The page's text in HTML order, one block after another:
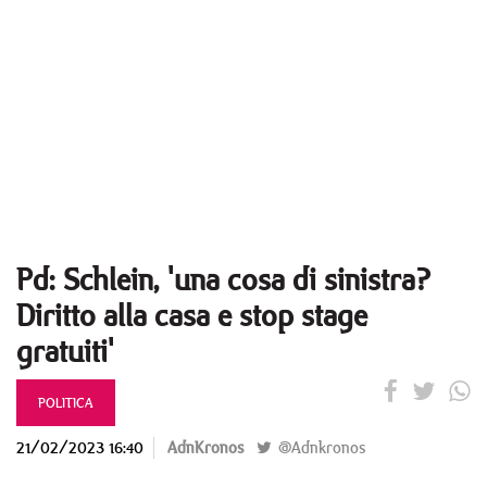
Pd: Schlein, 'una cosa di sinistra?
Diritto alla casa e stop stage
gratuiti'
POLITICA
21/02/2023 16:40 AdnKronos @Adnkronos